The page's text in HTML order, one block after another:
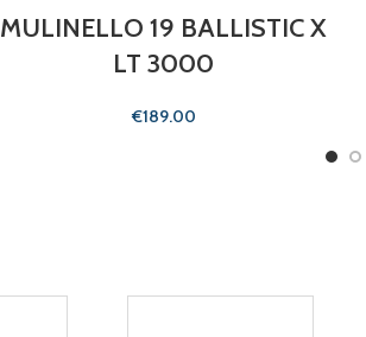
MULINELLO 19 BALLISTIC X
LT 3000
€